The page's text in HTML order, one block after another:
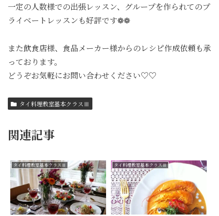
一定の人数様での出張レッスン、グループを作られてのプ
ライベートレッスンも好評です❁❁
また飲食店様、食品メーカー様からのレシピ作成依頼も承
っております。
どうぞお気軽にお問い合わせください♡♡
タイ料理教室基本クラスⅢ
関連記事
タイ料理教室基本クラスⅢ タイ料理教室基本クラスⅢ